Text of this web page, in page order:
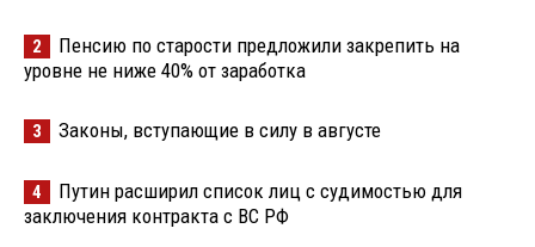
2
Пенсию по старости предложили закрепить на
уровне не ниже 40% от заработка
3 Законы, вступающие в силу в августе
4
Путин расширил список лиц с судимостью для
заключения контракта с ВС РФ